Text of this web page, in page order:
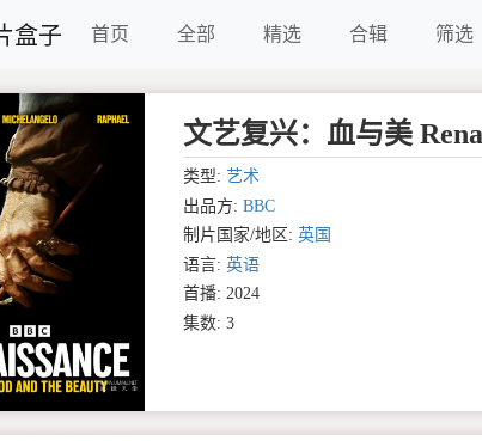
首页 全部 精选 合辑 筛选
文艺复兴：血与美
类型: 艺术
出品方: BBC
制片国家/地区: 英国
语言: 英语
首播: 2024
集数: 3